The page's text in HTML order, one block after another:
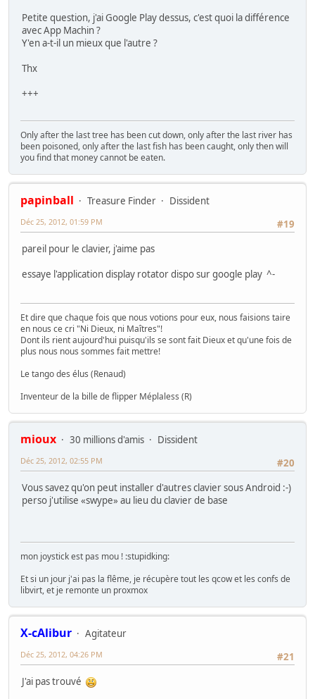
Petite question, j'ai Google Play dessus, c'est quoi la différence
avec App Machin ?
Y'en a-t-il un mieux que l'autre ?
Thx
+++
Only after the last tree has been cut down, only after the last river has
been poisoned, only after the last fish has been caught, only then will
you find that money cannot be eaten.
papinball Treasure Finder
Dissident
#19
Déc 25, 2012, 01:59 PM
pareil pour le clavier, j'aime pas
essaye l'application display rotator dispo sur google play ^-
Et dire que chaque fois que nous votions pour eux, nous faisions taire
en nous ce cri "Ni Dieux, ni Maîtres"!
Dont ils rient aujourd'hui puisqu'ils se sont fait Dieux et qu'une fois de
plus nous nous sommes fait mettre!
Le tango des élus (Renaud)
Inventeur de la bille de flipper Méplaless (R)
mioux 30 millions d'amis
Dissident
#20
Déc 25, 2012, 02:55 PM
Vous savez qu'on peut installer d'autres clavier sous Android :-)
perso j'utilise «swype» au lieu du clavier de base
mon joystick est pas mou ! :stupidking:
Et si un jour j'ai pas la flême, je récupère tout les qcow et les confs de
libvirt, et je remonte un proxmox
X-cAlibur
Agitateur
#21
Déc 25, 2012, 04:26 PM
J'ai pas trouvé